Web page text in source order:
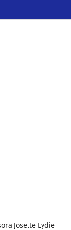
Josette Lydie